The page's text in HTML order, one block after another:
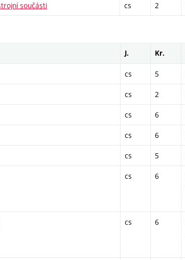
součásti cs 2
J. Kr.
cs 5
cs 2
cs 6
cs 6
cs 5
cs 6
cs 6